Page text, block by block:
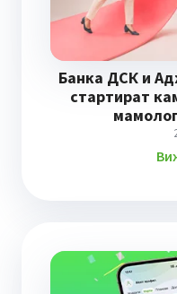
Банка ДСК и
стартират